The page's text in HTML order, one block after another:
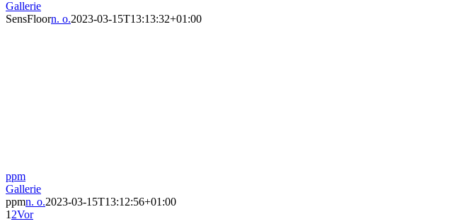
Gallerie
SensFloorn. o.2023-03-15T13:13:32+01:00
ppm
Gallerie
ppmn. o.2023-03-15T13:12:56+01:00
1 2Vor